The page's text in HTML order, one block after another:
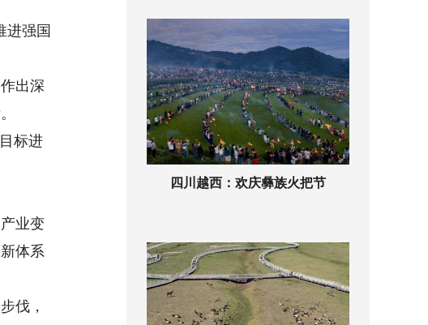
进强国
出深
标进
业变
体系
伐，
四川越西：欢庆彝族火把节